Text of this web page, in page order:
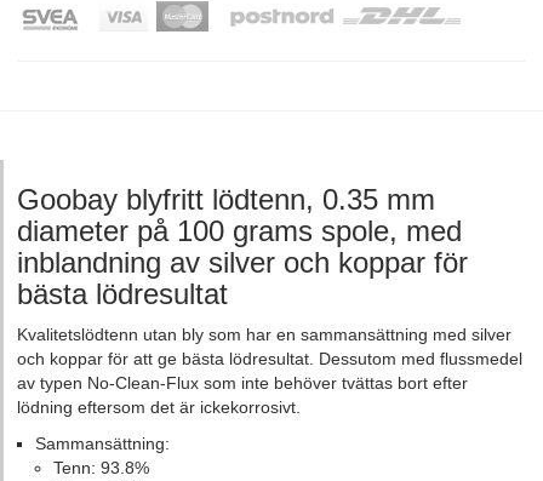
Goobay blyfritt lödtenn, 0.35 mm
diameter på 100 grams spole, med
inblandning av silver och koppar för
bästa lödresultat
Kvalitetslödtenn utan bly som har en sammansättning med silver
och koppar för att ge bästa lödresultat. Dessutom med flussmedel
av typen No-Clean-Flux som inte behöver tvättas bort efter
lödning eftersom det är ickekorrosivt.
Sammansättning:
Tenn: 93.8%